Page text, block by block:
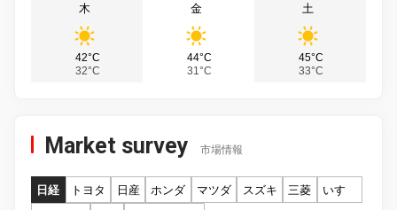
木
42°C
32°C
金
44°C
31°C
土
45°C
33°C
Market survey 市場情報
日経 トヨタ 日産 ホンダ マツダ スズキ 三菱
いすゞ